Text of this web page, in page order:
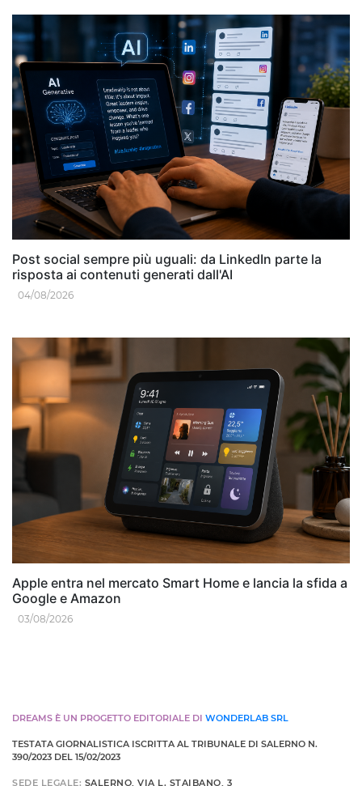
Post social sempre più uguali: da LinkedIn parte la
risposta ai contenuti generati dall'AI
04/08/2026
Apple entra nel mercato Smart Home e lancia la sfida a
Google e Amazon
03/08/2026
DREAMS È UN PROGETTO EDITORIALE DI WONDERLAB SRL
TESTATA GIORNALISTICA ISCRITTA AL TRIBUNALE DI SALERNO N.
390/2023 DEL 15/02/2023
SEDE LEGALE: SALERNO, VIA L. STAIBANO, 3